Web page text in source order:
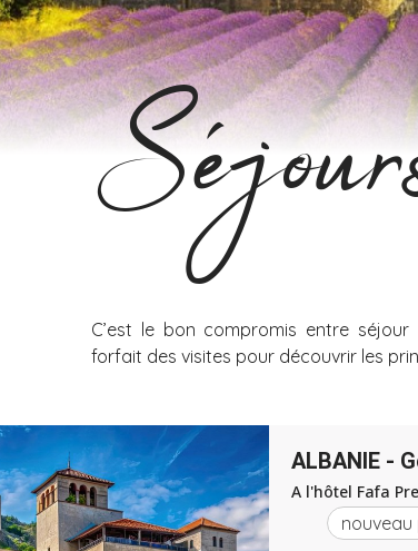
C’est le bon compromis entre
forfait des visites pour découvrir les
ALBANIE -
A l'hôtel Fafa